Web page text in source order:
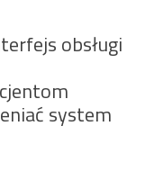
obsługi
system